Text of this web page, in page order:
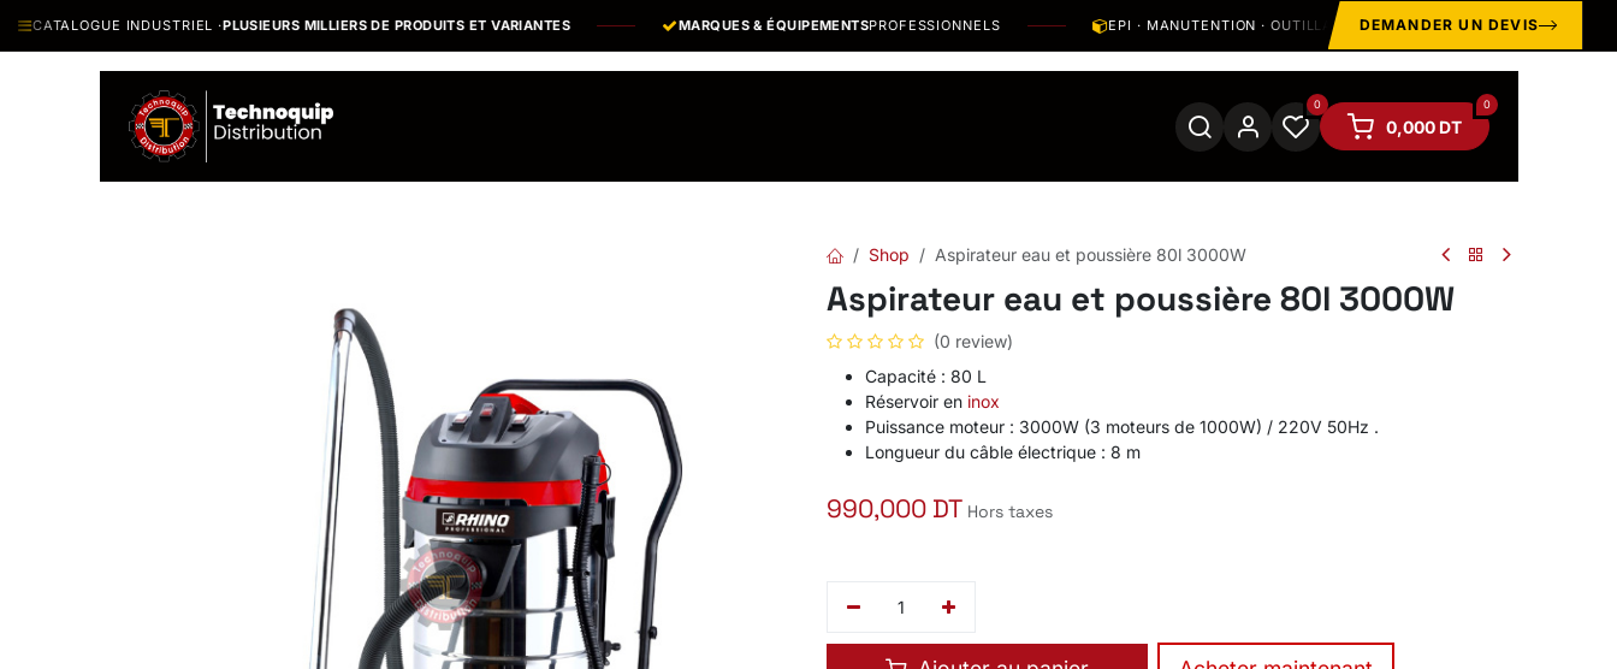
CATALOGUE INDUSTRIEL ·PLUSIEURS MILLIERS DE PRODUITS ET VARIANTES MARQUES & ÉQUIPEMENTSPROFESSIONNELS EPI · MANUTENTION · OUTILLAGE · HYGIÈNE · SOUDAGE
DEMANDER UN DEVIS
0 0
0,000DT
Shop Aspirateur eau et poussière 80l 3000W
Aspirateur eau et poussière 80l 3000W
(0 review)
Capacité : 80 L
Réservoir en inox
Puissance moteur : 3000W (3 moteurs de 1000W) / 220V 50Hz .
Longueur du câble électrique : 8 m
990,000 DT Hors taxes